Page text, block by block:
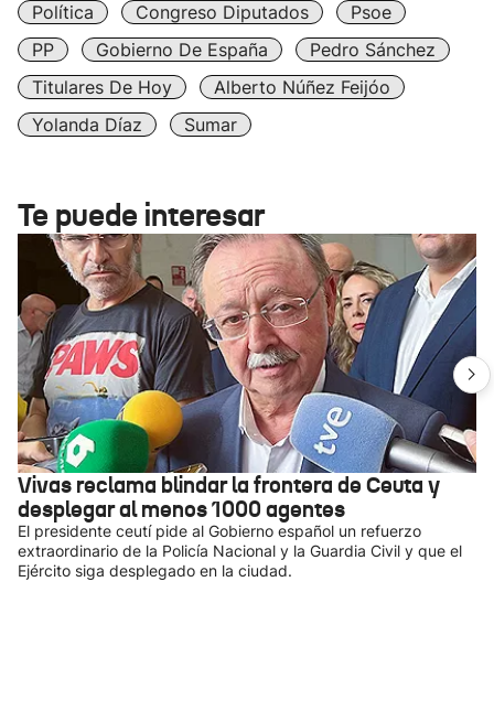
Política Congreso Diputados
Psoe
PP
Gobierno De España
Pedro Sánchez
Titulares De Hoy
Alberto Núñez Feijóo
Yolanda Díaz
Sumar
Te puede interesar
Vivas reclama blindar la frontera de Ceuta y
desplegar al menos 1000 agentes
El presidente ceutí pide al Gobierno español un refuerzo
extraordinario de la Policía Nacional y la Guardia Civil y que el
Ejército siga desplegado en la ciudad.